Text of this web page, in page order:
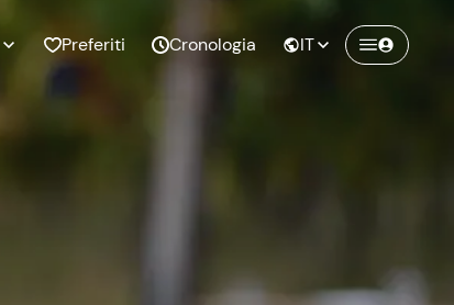
Preferiti Cronologia IT